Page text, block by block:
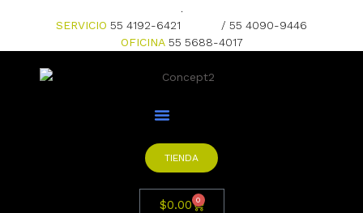
.
SERVICIO 55 4192-6421
/ 55 4090-9446
OFICINA 55 5688-4017
TIENDA
$0.00 0